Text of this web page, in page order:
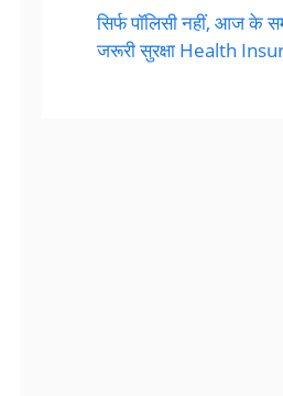
सिर्फ पॉलिसी नहीं, आज के
जरूरी सुरक्षा Health